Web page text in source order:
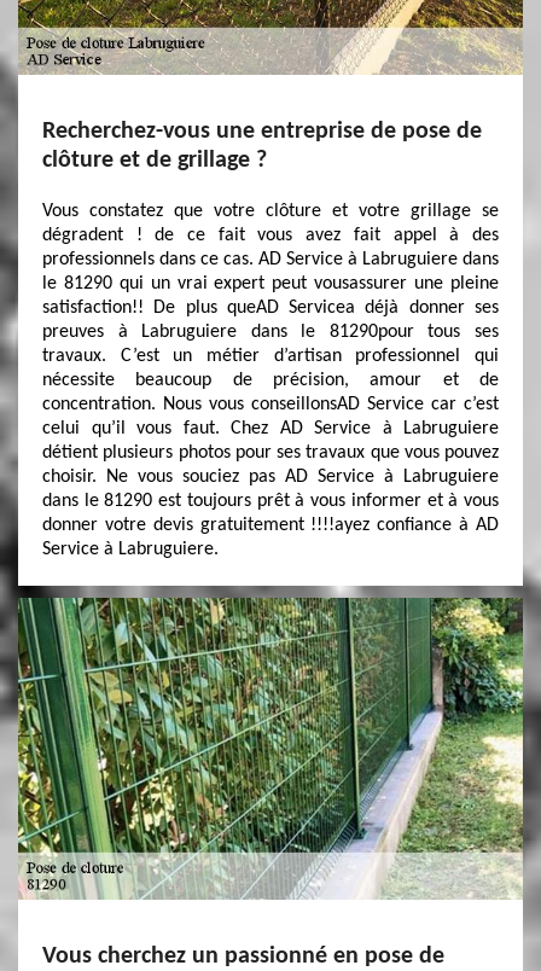
Recherchez-vous une entreprise de pose de
clôture et de grillage ?
Vous constatez que votre clôture et votre grillage se
dégradent ! de ce fait vous avez fait appel à des
professionnels dans ce cas. AD Service à Labruguiere dans
le 81290 qui un vrai expert peut vousassurer une pleine
satisfaction!! De plus queAD Servicea déjà donner ses
preuves à Labruguiere dans le 81290pour tous ses
travaux. C’est un métier d’artisan professionnel qui
nécessite beaucoup de précision, amour et de
concentration. Nous vous conseillonsAD Service car c’est
celui qu’il vous faut. Chez AD Service à Labruguiere
détient plusieurs photos pour ses travaux que vous pouvez
choisir. Ne vous souciez pas AD Service à Labruguiere
dans le 81290 est toujours prêt à vous informer et à vous
donner votre devis gratuitement !!!!ayez confiance à AD
Service à Labruguiere.
Vous cherchez un passionné en pose de